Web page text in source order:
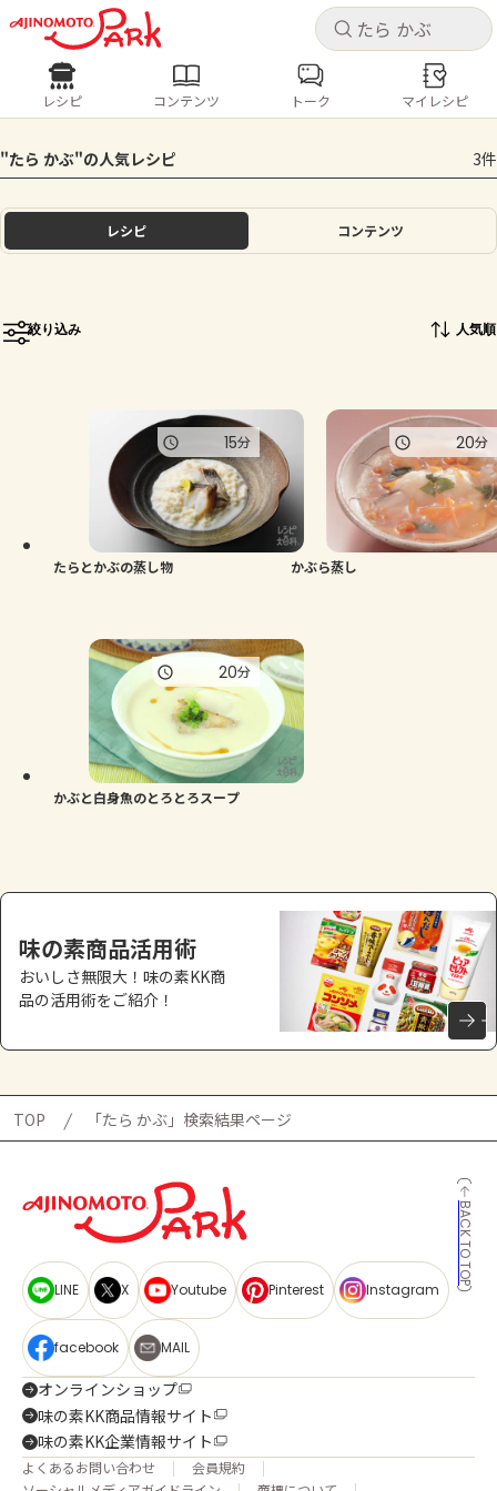
キャ
ログインするとレシピを保存できます
ログイン
ホーム
トーク
よくあるお問い合わせ
お買い物
キャ
レシピ コンテンツ
人気の食材・レシピ
きゅうり なす トマト とうもろこし
ピーマン
レシピ コンテンツ トーク マイレシピ
"たら かぶ"の人気レシピ 3件
レシピ コンテンツ
絞り込み 人気順
たらとかぶの蒸し物
15分
かぶら蒸し
20分
かぶと白身魚のとろとろスープ
20分
味の素商品活用術
おいしさ無限大！味の素KK商
品の活用術をご紹介！
TOP 「たら かぶ」検索結果ページ
BACK TO TOP
LINE X Youtube Pinterest Instagram
facebook MAIL
オンラインショップ
味の素KK商品情報サイト
味の素KK企業情報サイト
よくあるお問い合わせ
会員規約